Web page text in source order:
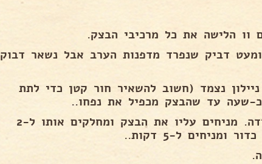
הלישה את כל מרכיבי הבצק.
חלק ומעט דביק שנפרד מדפנות הערב אבל נשאר דבוק
נצמד (חשוב להשאיר חור קטן כדי לתת
שעה עד שהבצק מכפיל את נפחו..
מקמחים קלות את משטח העבודה. מניחים עליו את הבצק ומחלקים אותו ל-2
ל-5 דקות..